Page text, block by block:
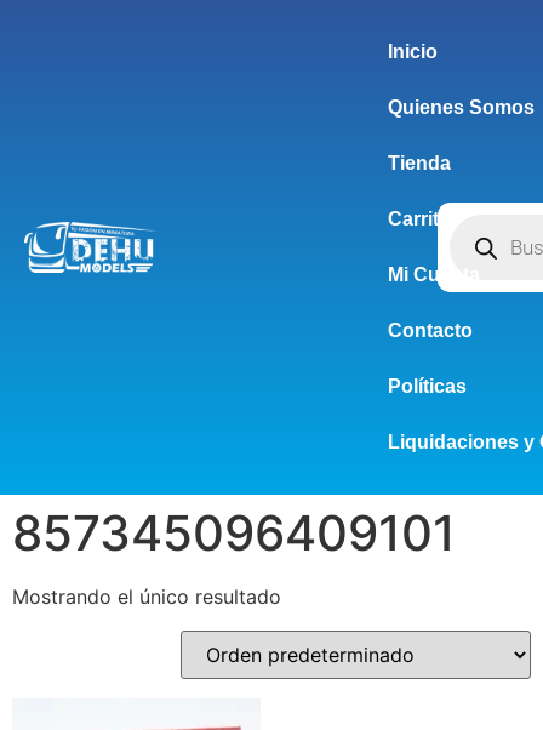
Inicio
Quienes Somos
Tienda
Carrito
Mi Cuenta
Contacto
Políticas
Liquidaciones y
857345096409101
Mostrando el único resultado